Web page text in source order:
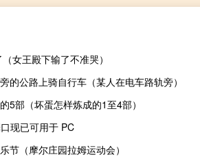
女王殿下输了不准哭）
的公路上骑自行车（某人在电车路轨旁）
5部（坏蛋怎样炼成的1至4部）
现已可用于 PC
节（摩尔庄园拉姆运动会）